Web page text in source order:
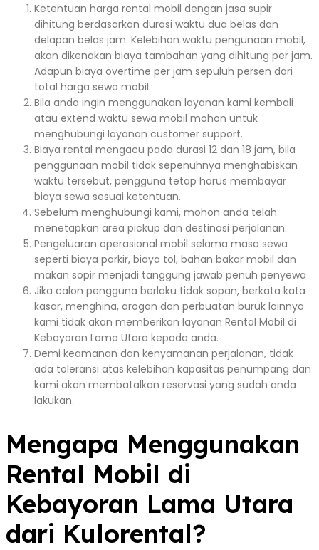
Ketentuan harga rental mobil dengan jasa supir
dihitung berdasarkan durasi waktu dua belas dan
delapan belas jam. Kelebihan waktu pengunaan mobil,
akan dikenakan biaya tambahan yang dihitung per jam.
Adapun biaya overtime per jam sepuluh persen dari
total harga sewa mobil.
Bila anda ingin menggunakan layanan kami kembali
atau extend waktu sewa mobil mohon untuk
menghubungi layanan customer support.
Biaya rental mengacu pada durasi 12 dan 18 jam, bila
penggunaan mobil tidak sepenuhnya menghabiskan
waktu tersebut, pengguna tetap harus membayar
biaya sewa sesuai ketentuan.
Sebelum menghubungi kami, mohon anda telah
menetapkan area pickup dan destinasi perjalanan.
Pengeluaran operasional mobil selama masa sewa
seperti biaya parkir, biaya tol, bahan bakar mobil dan
makan sopir menjadi tanggung jawab penuh penyewa .
Jika calon pengguna berlaku tidak sopan, berkata kata
kasar, menghina, arogan dan perbuatan buruk lainnya
kami tidak akan memberikan layanan Rental Mobil di
Kebayoran Lama Utara kepada anda.
Demi keamanan dan kenyamanan perjalanan, tidak
ada toleransi atas kelebihan kapasitas penumpang dan
kami akan membatalkan reservasi yang sudah anda
lakukan.
Mengapa Menggunakan
Rental Mobil di
Kebayoran Lama Utara
dari Kulorental?